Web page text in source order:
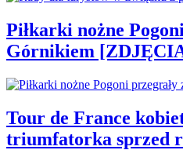
Piłkarki nożne
Górnikiem
Tour de France
triumfatorka sprzed